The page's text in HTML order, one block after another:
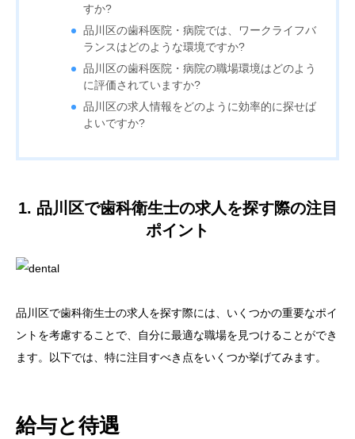
すか?
品川区の歯科医院・病院では、ワークライフバ
ランスはどのような環境ですか?
品川区の歯科医院・病院の職場環境はどのよう
に評価されていますか?
品川区の求人情報をどのように効率的に探せば
よいですか?
1. 品川区で歯科衛生士の求人を探す際の注目
ポイント
品川区で歯科衛生士の求人を探す際には、いくつかの重要なポイ
ントを考慮することで、自分に最適な職場を見つけることができ
ます。以下では、特に注目すべき点をいくつか挙げてみます。
給与と待遇